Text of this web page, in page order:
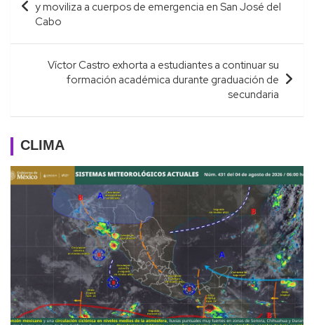
entradas
y moviliza a cuerpos de emergencia en San José del
Cabo
Víctor Castro exhorta a estudiantes a continuar su
formación académica durante graduación de
secundaria
CLIMA